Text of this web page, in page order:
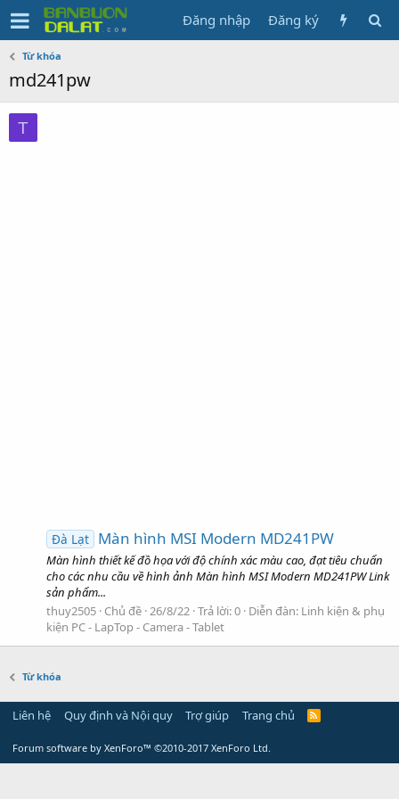
Đăng nhập Đăng ký
Từ khóa
md241pw
T
Đà Lạt Màn hình MSI Modern MD241PW
Màn hình thiết kế đồ họa với độ chính xác màu cao, đạt tiêu chuẩn
cho các nhu cầu về hình ảnh Màn hình MSI Modern MD241PW Link
sản phẩm...
thuy2505 Chủ đề 26/8/22 Trả lời: 0 Diễn đàn: Linh kiện & phụ
kiện PC - LapTop - Camera - Tablet
Từ khóa
Liên hệ Quy định và Nội quy Trợ giúp Trang chủ
Forum software by XenForo™ ©2010-2017 XenForo Ltd.